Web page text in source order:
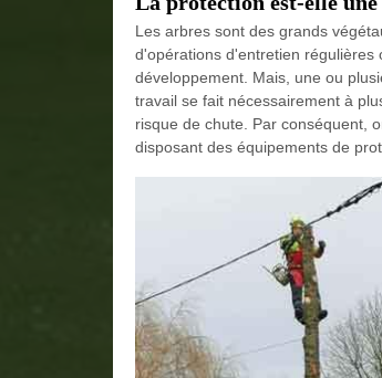
Les arbres sont des grands
d'opérations d'entretien
développement. Mais, une ou
travail se fait nécessairement à
risque de chute. Par conséquent,
disposant des équipements de